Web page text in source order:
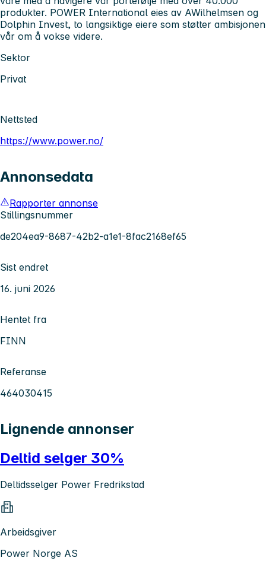
produkter. POWER International eies av AWilhelmsen og
Dolphin Invest, to langsiktige eiere som støtter ambisjonen
vår om å vokse videre.
Sektor
Privat
Nettsted
https://www.power.no/
Annonsedata
Rapporter annonse
Stillingsnummer
de204ea9-8687-42b2-a1e1-8fac2168ef65
Sist endret
16. juni 2026
Hentet fra
FINN
Referanse
464030415
Lignende annonser
Deltid selger 30%
Deltidsselger Power Fredrikstad
Arbeidsgiver
Power Norge AS